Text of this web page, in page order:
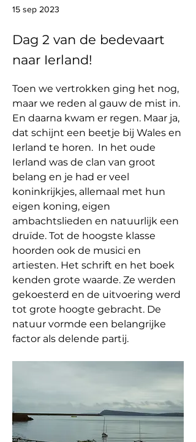
15 sep 2023
Dag 2 van de bedevaart
naar Ierland!
Toen we vertrokken ging het nog,
maar we reden al gauw de mist in.
En daarna kwam er regen. Maar ja,
dat schijnt een beetje bij Wales en
Ierland te horen. In het oude
Ierland was de clan van groot
belang en je had er veel
koninkrijkjes, allemaal met hun
eigen koning, eigen
ambachtslieden en natuurlijk een
druïde. Tot de hoogste klasse
hoorden ook de musici en
artiesten. Het schrift en het boek
kenden grote waarde. Ze werden
gekoesterd en de uitvoering werd
tot grote hoogte gebracht. De
natuur vormde een belangrijke
factor als delende partij.